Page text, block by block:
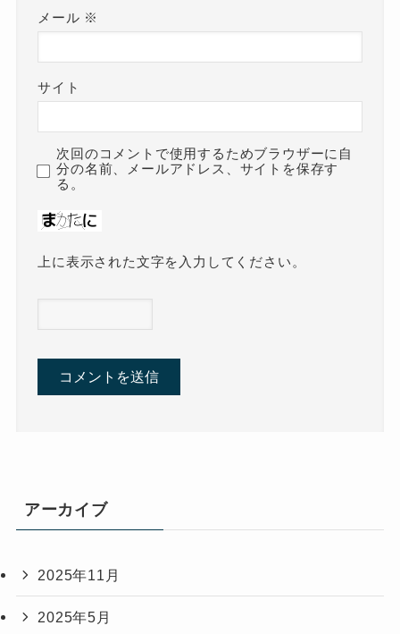
メール ※
サイト
次回のコメントで使用するためブラウザーに自
分の名前、メールアドレス、サイトを保存す
る。
上に表示された文字を入力してください。
アーカイブ
2025年11月
2025年5月